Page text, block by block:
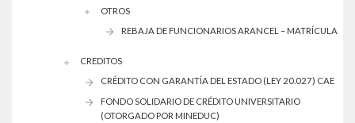
OTROS
REBAJA DE FUNCIONARIOS ARANCEL – MATRÍCULA
CREDITOS
CRÉDITO CON GARANTÍA DEL ESTADO (LEY 20.027) CAE
FONDO SOLIDARIO DE CRÉDITO UNIVERSITARIO
(OTORGADO POR MINEDUC)